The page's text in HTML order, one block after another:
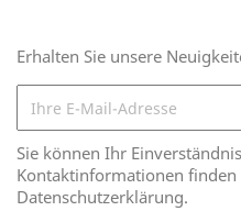
Erhalten Sie unsere
Sie können Ihr
Kontaktinformationen finden
Datenschutzerklärung.